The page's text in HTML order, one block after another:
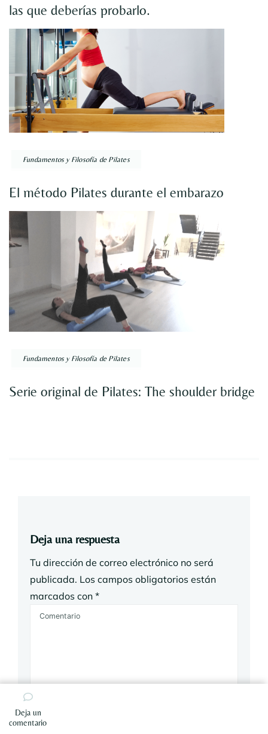
Deja un
comentarioen
las que deberías probarlo.
Fundamentos y Filosofía de Pilates
El método Pilates durante el embarazo
Fundamentos y Filosofía de Pilates
Serie original de Pilates: The shoulder bridge
Deja una respuesta
Tu dirección de correo electrónico no será
publicada. Los campos obligatorios están
marcados con *